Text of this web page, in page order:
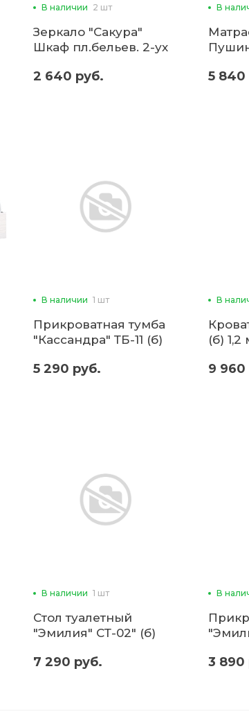
В наличии 2 шт
Зеркало "Сакура"
Шкаф пл.бельев. 2-ух
2 640 руб.
В
5 840
В наличии 1 шт
Прикроватная тумба
"Кассандра" ТБ-11 (б)
5 290 руб.
В
(б) 1,2
9 960
В наличии 1 шт
Стол туалетный
"Эмилия" СТ-02" (б)
7 290 руб.
В
3 890